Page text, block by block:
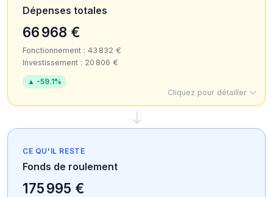
Dépenses totales
66 968 €
Fonctionnement : 43 832 €
Investissement : 20 806 €
▲ -59.1%
Cliquez pour détailler
CE QU'IL RESTE
Fonds de roulement
175 995 €